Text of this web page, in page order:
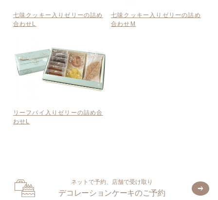
七味クッキー入りゼリーの詰め
合わせL
七味クッキー入りゼリーの詰め
合わせM
リーフパイ入りゼリーの詰め合
わせL
ネットで予約、店舗で受け取り
デコレーションケーキのご予約